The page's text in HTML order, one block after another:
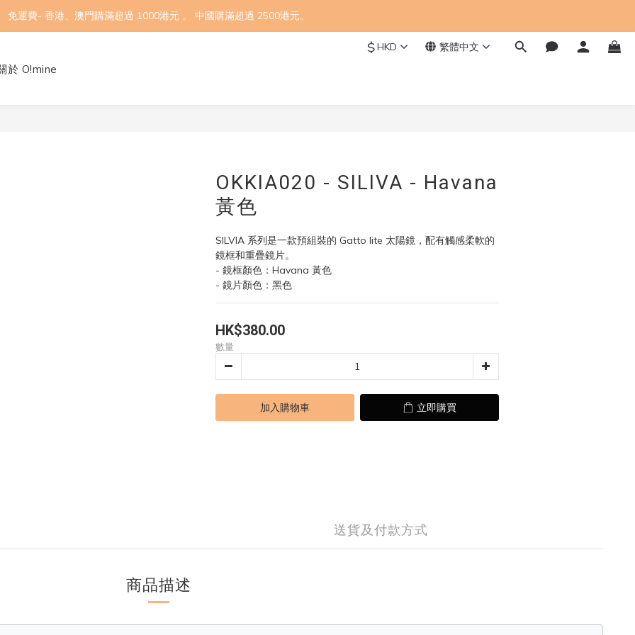
免運費- 香港、澳門購滿超過 1000港元 。 中國購滿超過 2500港元。
$HKD 繁體中文
於 O!mine
OKKIA020 - SILIVA - Havana
黃色
SILVIA ​​系列是一款預組裝的 Gatto lite 太陽鏡，配有觸感柔軟的
鏡框和重疊鏡片。
- 鏡框顏色：Havana 黃色
- 鏡片顏色：黑色
HK$380.00
數量
加入購物車 立即購買
送貨及付款方式
商品描述